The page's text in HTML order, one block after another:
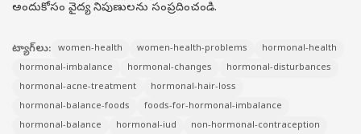
అందుకోసం వైద్య నిపుణులను సంప్రదించండి.
ట్యాగ్‌లు: women-health women-health-problems
hormonal-health
hormonal-imbalance
hormonal-changes
hormonal-disturbances
hormonal-acne-treatment
hormonal-hair-loss
hormonal-balance-foods
foods-for-hormonal-imbalance
hormonal-balance
hormonal-iud non-hormonal-contraception